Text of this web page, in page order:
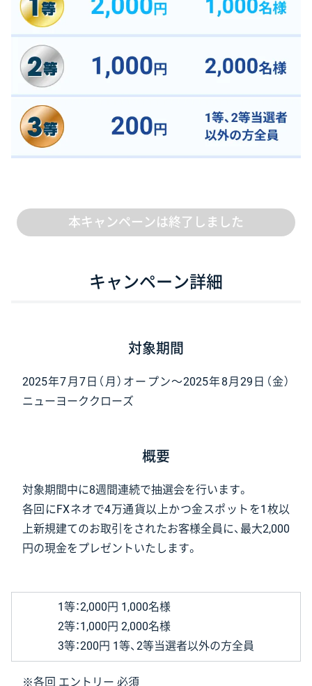
・【入出金/振替】メニューの【振替】タブから、CFD取引
口座に振替。
金スポットは最小で3,000円程度からお取引可能で
す。
4.発注する
本キャンペーンは終了しました
キャンペーン詳細
対象期間
2025年7月7日（月）オープン〜2025年8月29日（金）
ニューヨーククローズ
概要
対象期間中に8週間連続で抽選会を行います。
各回にFXネオで4万通貨以上かつ金スポットを1枚以
上新規建てのお取引をされたお客様全員に、最大2,000
円の現金をプレゼントいたします。
1等：2,000円 1,000名様
2等：1,000円 2,000名様
3等：200円 1等、2等当選者以外の方全員
※各回 エントリー 必須